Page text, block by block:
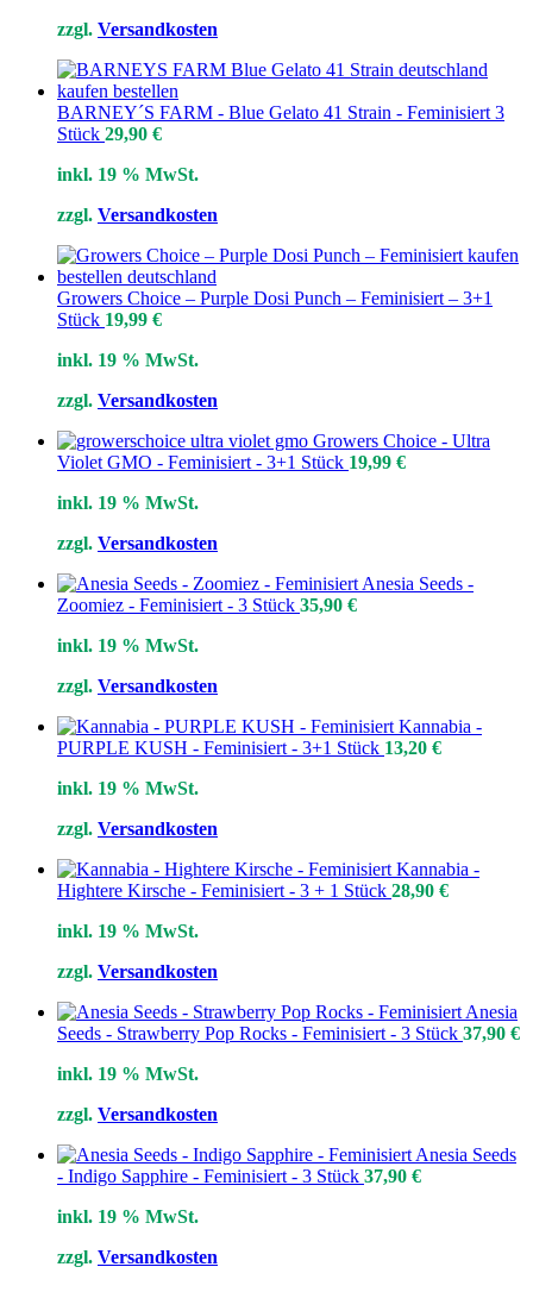
zzgl. Versandkosten
BARNEY´S FARM - Blue Gelato 41 Strain - Feminisiert 3
Stück 29,90 €
inkl. 19 % MwSt.
zzgl. Versandkosten
Growers Choice – Purple Dosi Punch – Feminisiert – 3+1
Stück 19,99 €
inkl. 19 % MwSt.
zzgl. Versandkosten
Growers Choice - Ultra
Violet GMO - Feminisiert - 3+1 Stück 19,99 €
inkl. 19 % MwSt.
zzgl. Versandkosten
Anesia Seeds -
Zoomiez - Feminisiert - 3 Stück 35,90 €
inkl. 19 % MwSt.
zzgl. Versandkosten
Kannabia -
PURPLE KUSH - Feminisiert - 3+1 Stück 13,20 €
inkl. 19 % MwSt.
zzgl. Versandkosten
Kannabia -
Hightere Kirsche - Feminisiert - 3 + 1 Stück 28,90 €
inkl. 19 % MwSt.
zzgl. Versandkosten
Anesia
Seeds - Strawberry Pop Rocks - Feminisiert - 3 Stück 37,90 €
inkl. 19 % MwSt.
zzgl. Versandkosten
Anesia Seeds
- Indigo Sapphire - Feminisiert - 3 Stück 37,90 €
inkl. 19 % MwSt.
zzgl. Versandkosten